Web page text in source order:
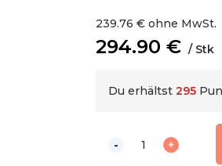
239.76 € ohne MwSt.
294.90 € Stk
Du erhältst 295